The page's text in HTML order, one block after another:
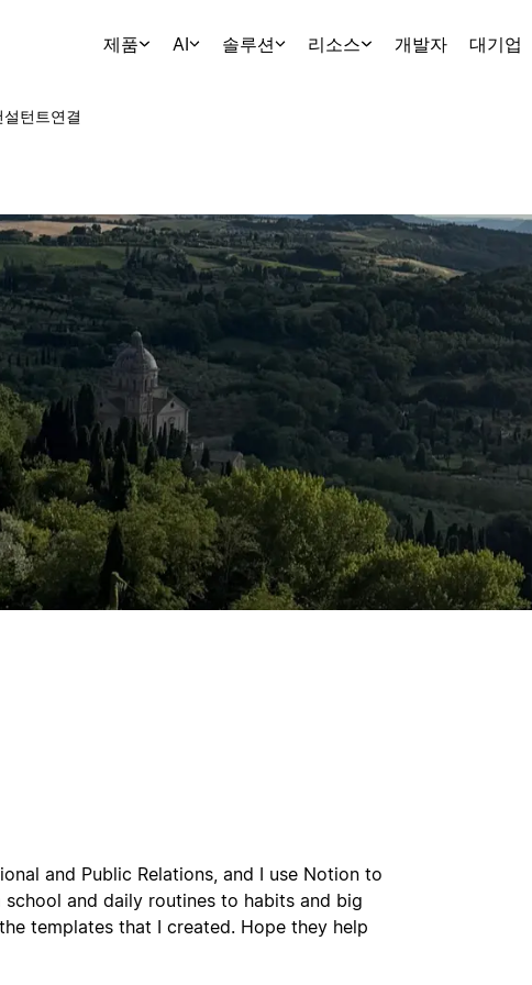
제품 AI 솔루션 리소스 개발자 대기업
설턴트연결
and Public Relations, and I use Notion to
and daily routines to habits and big
templates that I created. Hope they help